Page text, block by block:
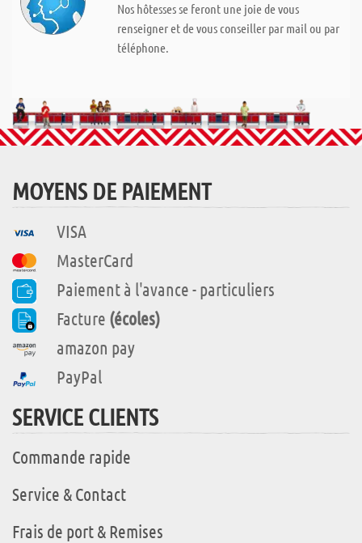
Nos hôtesses se feront une joie de vous
renseigner et de vous conseiller par mail ou par
téléphone.
MOYENS DE PAIEMENT
VISA
MasterCard
Paiement à l'avance - particuliers
Facture (écoles)
amazon pay
PayPal
SERVICE CLIENTS
Commande rapide
Service & Contact
Frais de port & Remises